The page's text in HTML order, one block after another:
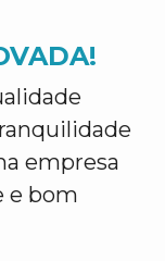
empresa
e bom